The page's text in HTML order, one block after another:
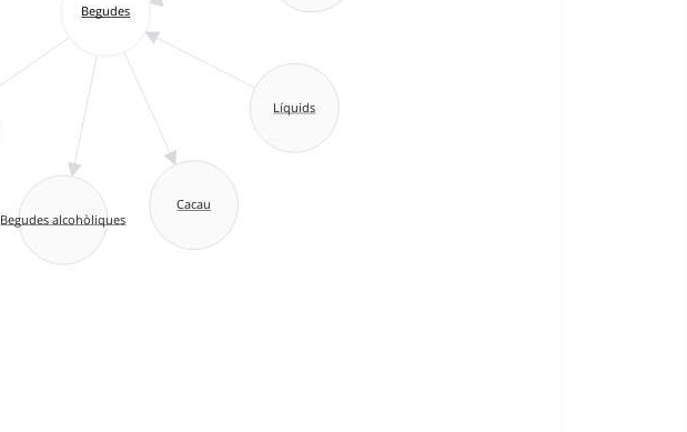
Líquids
Begudes alcohòliques
Cacau
Begudes